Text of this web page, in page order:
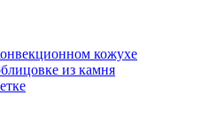
кожухе
из камня